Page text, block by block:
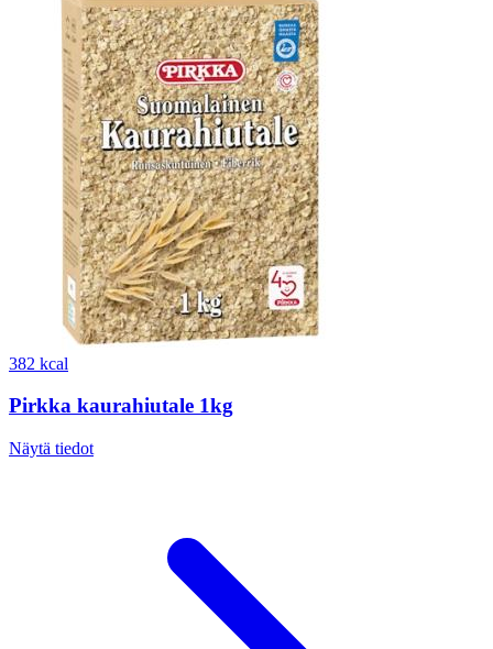
382 kcal
Pirkka kaurahiutale 1kg
Näytä tiedot